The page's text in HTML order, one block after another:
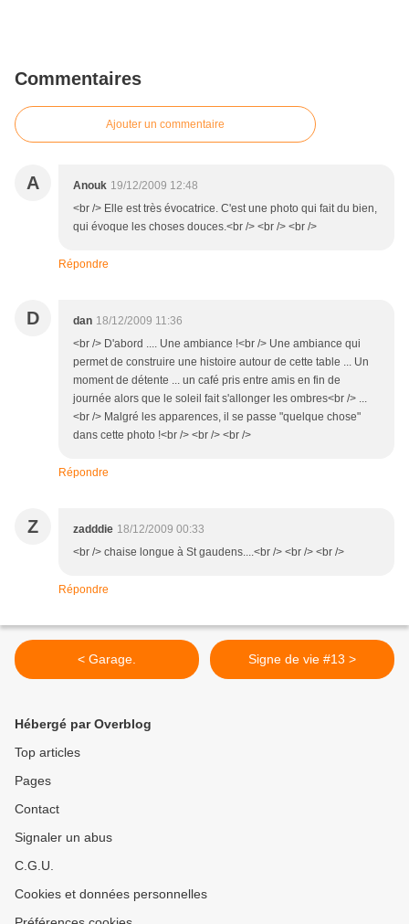
Commentaires
Ajouter un commentaire
A Anouk 19/12/2009 12:48
<br /> Elle est très évocatrice. C'est une photo qui fait du bien,
qui évoque les choses douces.<br /> <br /> <br />
Répondre
D dan 18/12/2009 11:36
<br /> D'abord .... Une ambiance !<br /> Une ambiance qui
permet de construire une histoire autour de cette table ... Un
moment de détente ... un café pris entre amis en fin de
journée alors que le soleil fait s'allonger les ombres<br /> ...
<br /> Malgré les apparences, il se passe "quelque chose"
dans cette photo !<br /> <br /> <br />
Répondre
Z zadddie 18/12/2009 00:33
<br /> chaise longue à St gaudens....<br /> <br /> <br />
Répondre
< Garage. Signe de vie #13 >
Hébergé par Overblog
Top articles
Pages
Contact
Signaler un abus
C.G.U.
Cookies et données personnelles